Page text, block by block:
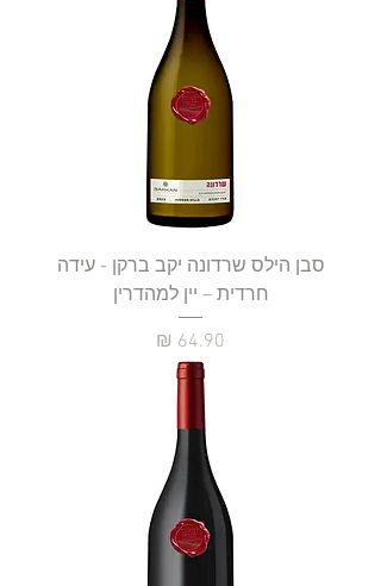
סבן הילס שרדונה יקב ברקן - עידה
חרדית – יין למהדרין
מחיר